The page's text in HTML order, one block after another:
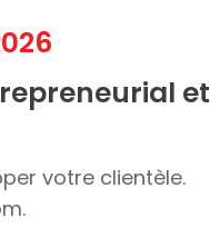
et
votre clientèle.